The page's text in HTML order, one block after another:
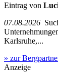
Eintrag von
07.08.2026
Karlsruhe,...
» zur
Anzeige